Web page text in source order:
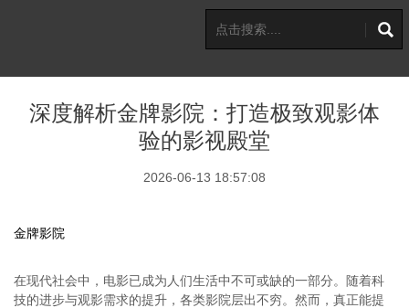
深度解析金牌影院：打造极致观影体
验的影视殿堂
2026-06-13 18:57:08
金牌影院
在现代社会中，电影已成为人们生活中不可或缺的一部分。随着科
技的进步与观影需求的提升，各类影院层出不穷。然而，真正能提